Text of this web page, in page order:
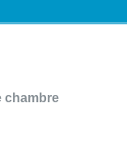
chambre